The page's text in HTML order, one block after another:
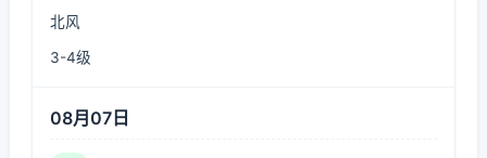
北风
3-4级
08月07日